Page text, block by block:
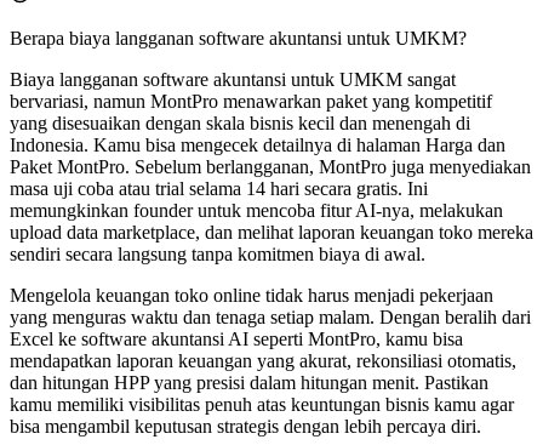
Berapa biaya langganan software akuntansi untuk UMKM?
Biaya langganan software akuntansi untuk UMKM sangat
bervariasi, namun MontPro menawarkan paket yang kompetitif
yang disesuaikan dengan skala bisnis kecil dan menengah di
Indonesia. Kamu bisa mengecek detailnya di halaman Harga dan
Paket MontPro. Sebelum berlangganan, MontPro juga menyediakan
masa uji coba atau trial selama 14 hari secara gratis. Ini
memungkinkan founder untuk mencoba fitur AI-nya, melakukan
upload data marketplace, dan melihat laporan keuangan toko mereka
sendiri secara langsung tanpa komitmen biaya di awal.
Mengelola keuangan toko online tidak harus menjadi pekerjaan
yang menguras waktu dan tenaga setiap malam. Dengan beralih dari
Excel ke software akuntansi AI seperti MontPro, kamu bisa
mendapatkan laporan keuangan yang akurat, rekonsiliasi otomatis,
dan hitungan HPP yang presisi dalam hitungan menit. Pastikan
kamu memiliki visibilitas penuh atas keuntungan bisnis kamu agar
bisa mengambil keputusan strategis dengan lebih percaya diri.